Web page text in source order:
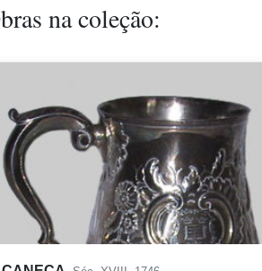
na coleção: